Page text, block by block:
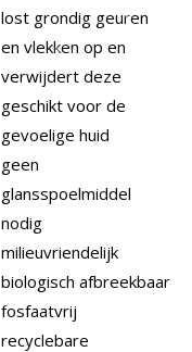
lost grondig geuren
en vlekken op en
verwijdert deze
geschikt voor de
gevoelige huid
geen
glansspoelmiddel
nodig
milieuvriendelijk
biologisch afbreekbaar
fosfaatvrij
recyclebare